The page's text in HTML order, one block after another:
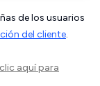
de los usuarios
del cliente.
aquípara